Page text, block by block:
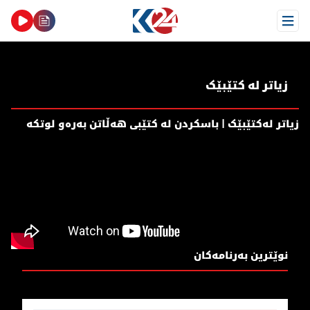
Open Menu
زیاتر لە کتێبێک
زیاتر لەکتێبێک | باسکردن لە کتێبی هەڵاتن بەرەو لوتکە
نوێترین بەرنامەکان